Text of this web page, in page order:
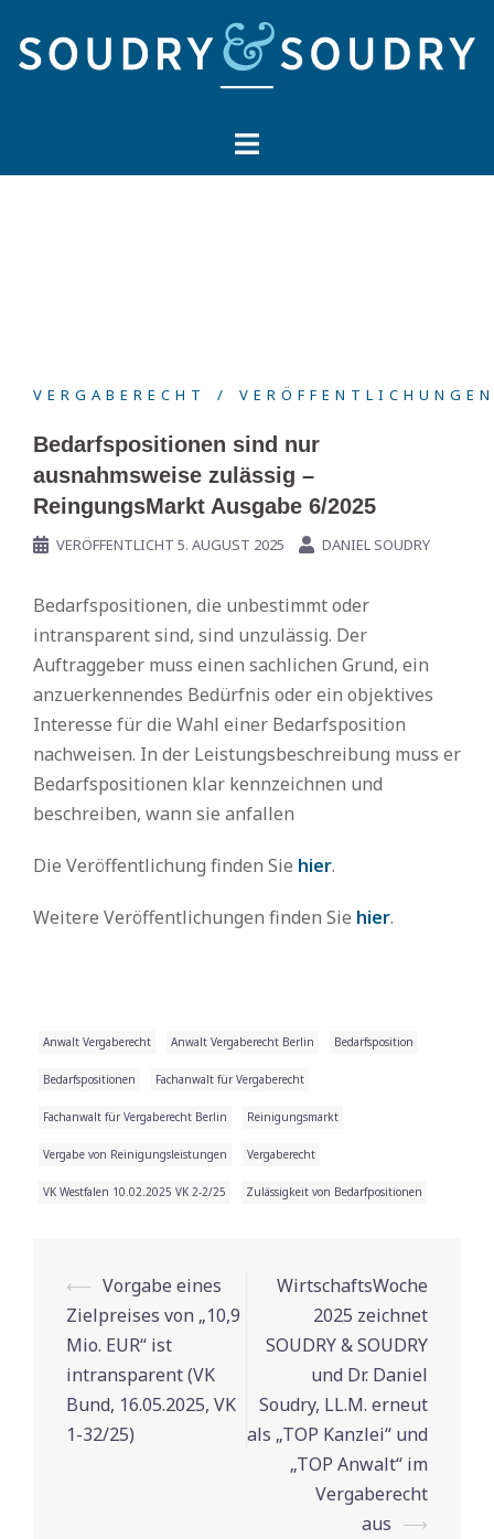
zum
Inhalt
VERGABERECHT VERÖFFENTLICHUNGEN
Bedarfspositionen sind nur
ausnahmsweise zulässig –
ReingungsMarkt Ausgabe 6/2025
VERÖFFENTLICHT 5. AUGUST 2025 DANIEL SOUDRY
Bedarfspositionen, die unbestimmt oder
intransparent sind, sind unzulässig. Der
Auftraggeber muss einen sachlichen Grund, ein
anzuerkennendes Bedürfnis oder ein objektives
Interesse für die Wahl einer Bedarfsposition
nachweisen. In der Leistungsbeschreibung muss er
Bedarfspositionen klar kennzeichnen und
beschreiben, wann sie anfallen
Die Veröffentlichung finden Sie hier.
Weitere Veröffentlichungen finden Sie hier.
Anwalt Vergaberecht Anwalt Vergaberecht Berlin Bedarfsposition
Bedarfspositionen Fachanwalt für Vergaberecht
Fachanwalt für Vergaberecht Berlin Reinigungsmarkt
Vergabe von Reinigungsleistungen Vergaberecht
VK Westfalen 10.02.2025 VK 2-2/25 Zulässigkeit von Bedarfpositionen
Beitrags-
Navigation
⟵ Vorgabe eines
Zielpreises von „10,9
Mio. EUR“ ist
intransparent (VK
Bund, 16.05.2025, VK
1-32/25)
WirtschaftsWoche
2025 zeichnet
SOUDRY & SOUDRY
und Dr. Daniel
Soudry, LL.M. erneut
als „TOP Kanzlei“ und
„TOP Anwalt“ im
Vergaberecht
aus ⟶